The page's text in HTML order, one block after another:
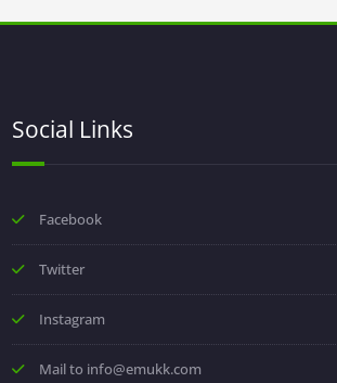
Social Links
Facebook
Twitter
Instagram
Mail to info@emukk.com